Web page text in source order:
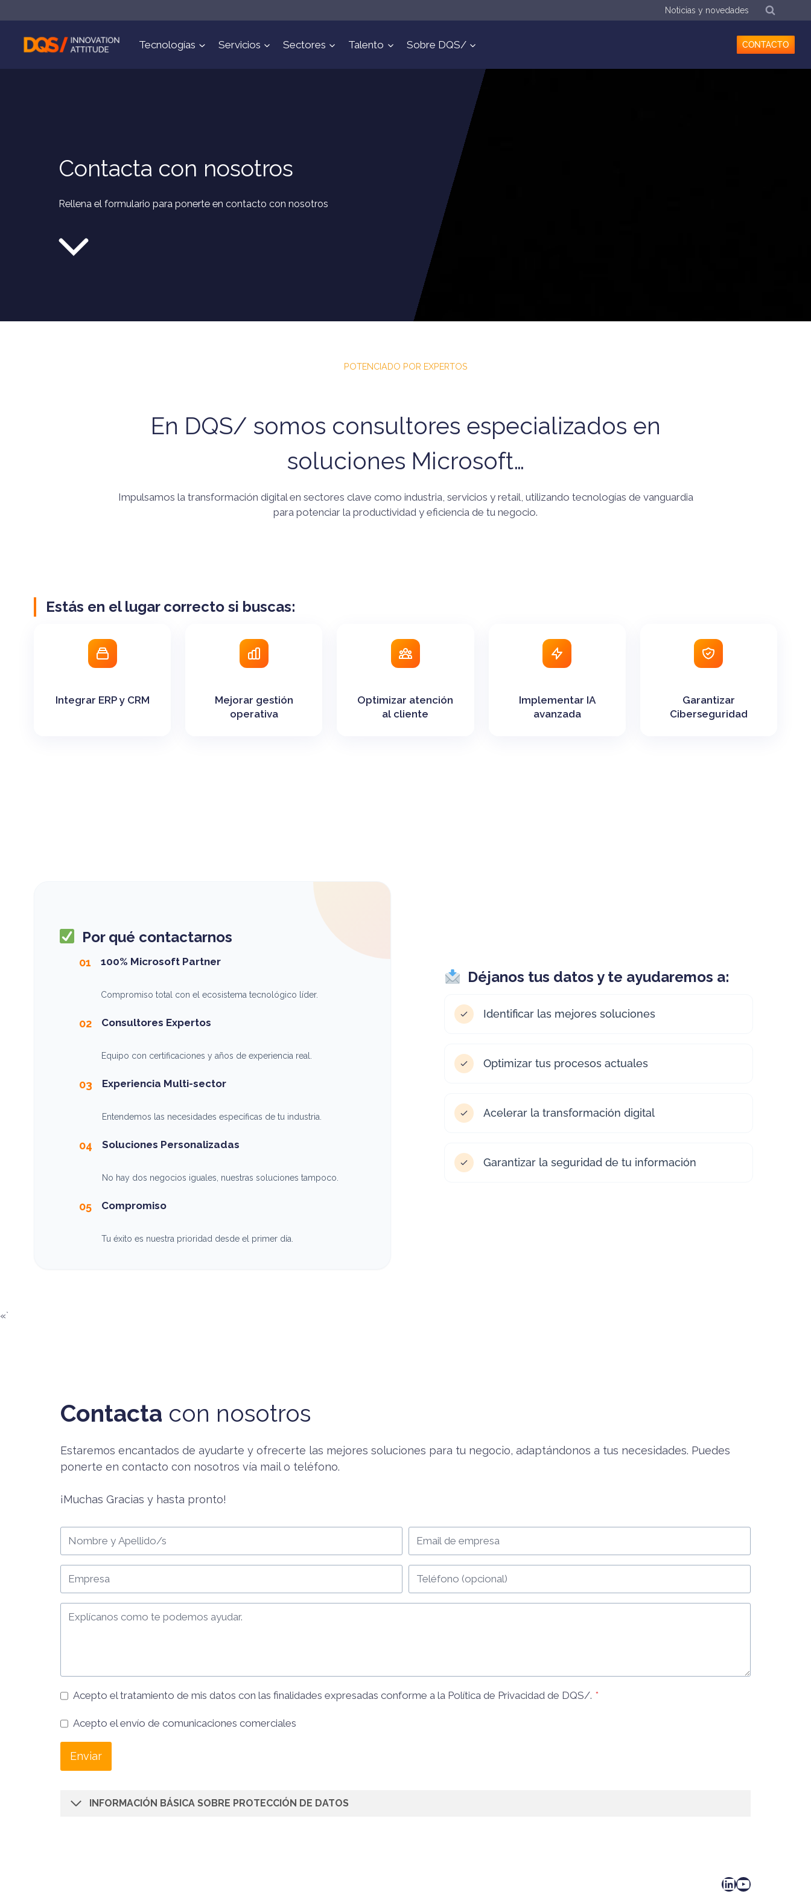
al
contenido
Noticias y novedades
Tecnologías Servicios Sectores Talento Sobre DQS/ CONTACTO
Contacta con nosotros
Rellena el formulario para ponerte en contacto con nosotros
POTENCIADO POR EXPERTOS
En DQS/ somos consultores especializados en
soluciones Microsoft…
Impulsamos la transformación digital en sectores clave como industria, servicios y retail, utilizando tecnologías de vanguardia
para potenciar la productividad y eficiencia de tu negocio.
Estás en el lugar correcto si buscas:
Integrar ERP y CRM
Mejorar gestión
operativa
Optimizar atención
al cliente
Implementar IA
avanzada
Garantizar
Ciberseguridad
Por qué contactarnos
01 100% Microsoft Partner
Compromiso total con el ecosistema tecnológico líder.
02 Consultores Expertos
Equipo con certificaciones y años de experiencia real.
03 Experiencia Multi-sector
Entendemos las necesidades específicas de tu industria.
04 Soluciones Personalizadas
No hay dos negocios iguales, nuestras soluciones tampoco.
05 Compromiso
Tu éxito es nuestra prioridad desde el primer día.
Déjanos tus datos y te ayudaremos a:
Identificar las mejores soluciones
Optimizar tus procesos actuales
Acelerar la transformación digital
Garantizar la seguridad de tu información
«`
Contacta con nosotros
Estaremos encantados de ayudarte y ofrecerte las mejores soluciones para tu negocio, adaptándonos a tus necesidades. Puedes
ponerte en contacto con nosotros vía mail o teléfono.
¡Muchas Gracias y hasta pronto!
Acepto el tratamiento de mis datos con las finalidades expresadas conforme a la Política de Privacidad de DQS/. *
Acepto el envío de comunicaciones comerciales
Enviar
INFORMACIÓN BÁSICA SOBRE PROTECCIÓN DE DATOS
LinkedIn YouTube